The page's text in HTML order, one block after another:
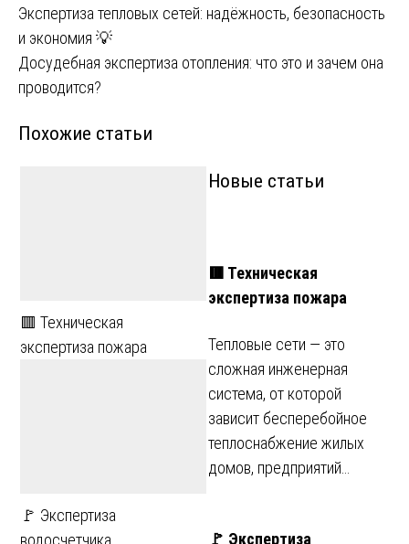
Навигация
по
записям
Экспертиза тепловых сетей: надёжность, безопасность
и экономия 💡
Досудебная экспертиза отопления: что это и зачем она
проводится?
Похожие статьи
🟥 Техническая
экспертиза пожара
🚩 Экспертиза
Новые статьи
🟥 Техническая
экспертиза пожара
Тепловые сети — это
сложная инженерная
система, от которой
зависит бесперебойное
теплоснабжение жилых
домов, предприятий…
🚩 Экспертиза